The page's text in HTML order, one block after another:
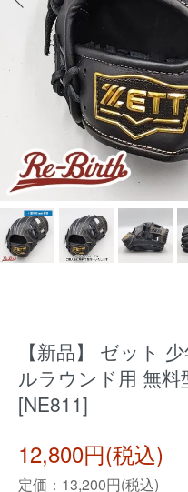
【新品】 ゼット
ルラウンド用 無
[NE811]
12,800円(税込)
定価：13,200円(税込)